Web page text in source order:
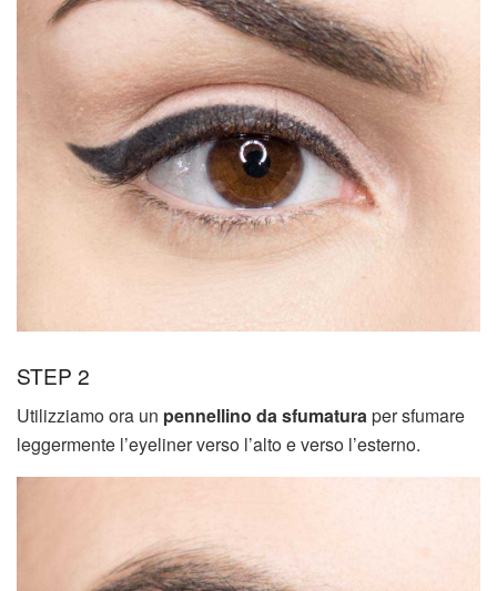
STEP 2
Utilizziamo ora un pennellino da sfumaturaper sfumare
leggermente l’eyeliner verso l’alto e verso l’esterno.